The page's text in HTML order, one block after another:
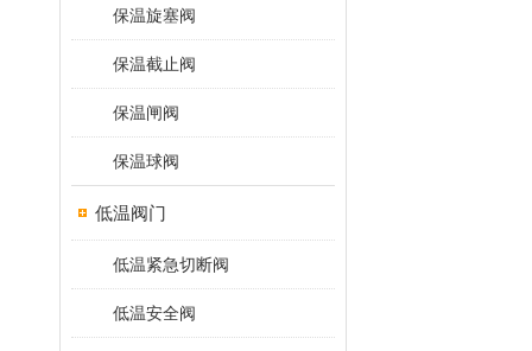
保温旋塞阀
保温截止阀
保温闸阀
保温球阀
低温阀门
低温紧急切断阀
低温安全阀